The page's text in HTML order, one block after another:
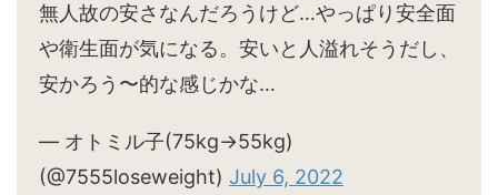
無人故の安さなんだろうけど…やっぱり安全面
や衛生面が気になる。安いと人溢れそうだし、
安かろう〜的な感じかな…
— オトミル子(75kg→55kg)
(@7555loseweight) July 6, 2022